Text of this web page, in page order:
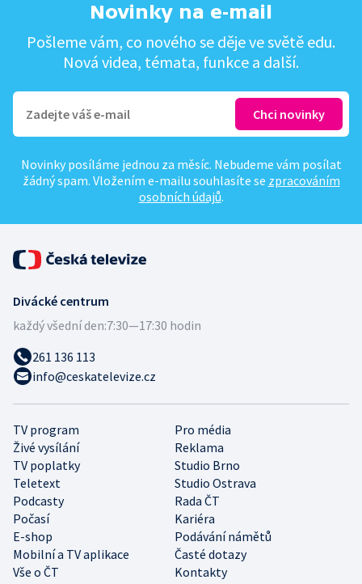
Novinky na e-mail
Pošleme vám, co nového se děje ve světě edu.
Nová videa, témata, funkce a další.
Novinky posíláme jednou za měsíc. Nebudeme vám posílat
žádný spam. Vložením e-mailu souhlasíte se zpracováním
osobních údajů.